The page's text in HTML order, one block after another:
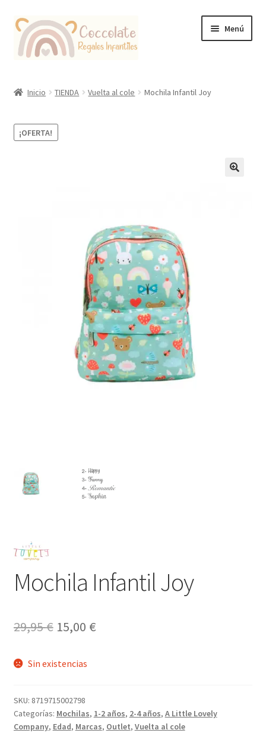
Ir
la
Ir
contenido
Menú
Inicio TIENDA Vuelta al cole Mochila Infantil Joy
¡OFERTA!
Mochila Infantil Joy
29,95€ El
original
29,95 €.
15,00 €El
15,00 €.
Sin existencias
SKU: 8719715002798
Categorías: Mochilas, 1-2 años, 2-4 años, A Little Lovely
Company, Edad, Marcas, Outlet, Vuelta al cole